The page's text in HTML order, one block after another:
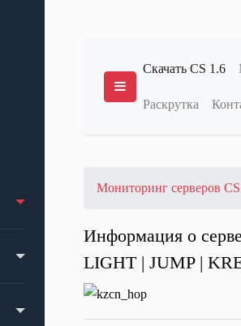
Переключение меню
Скачать CS 1.6
Раскрутка
Мониторинг серверов
Информация о
LIGHT | JUMP |